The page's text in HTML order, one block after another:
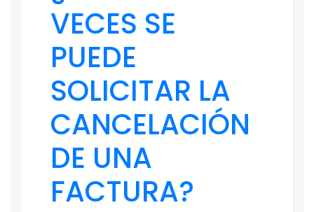
VECES SE
PUEDE
SOLICITAR LA
CANCELACIÓN
DE UNA
FACTURA?